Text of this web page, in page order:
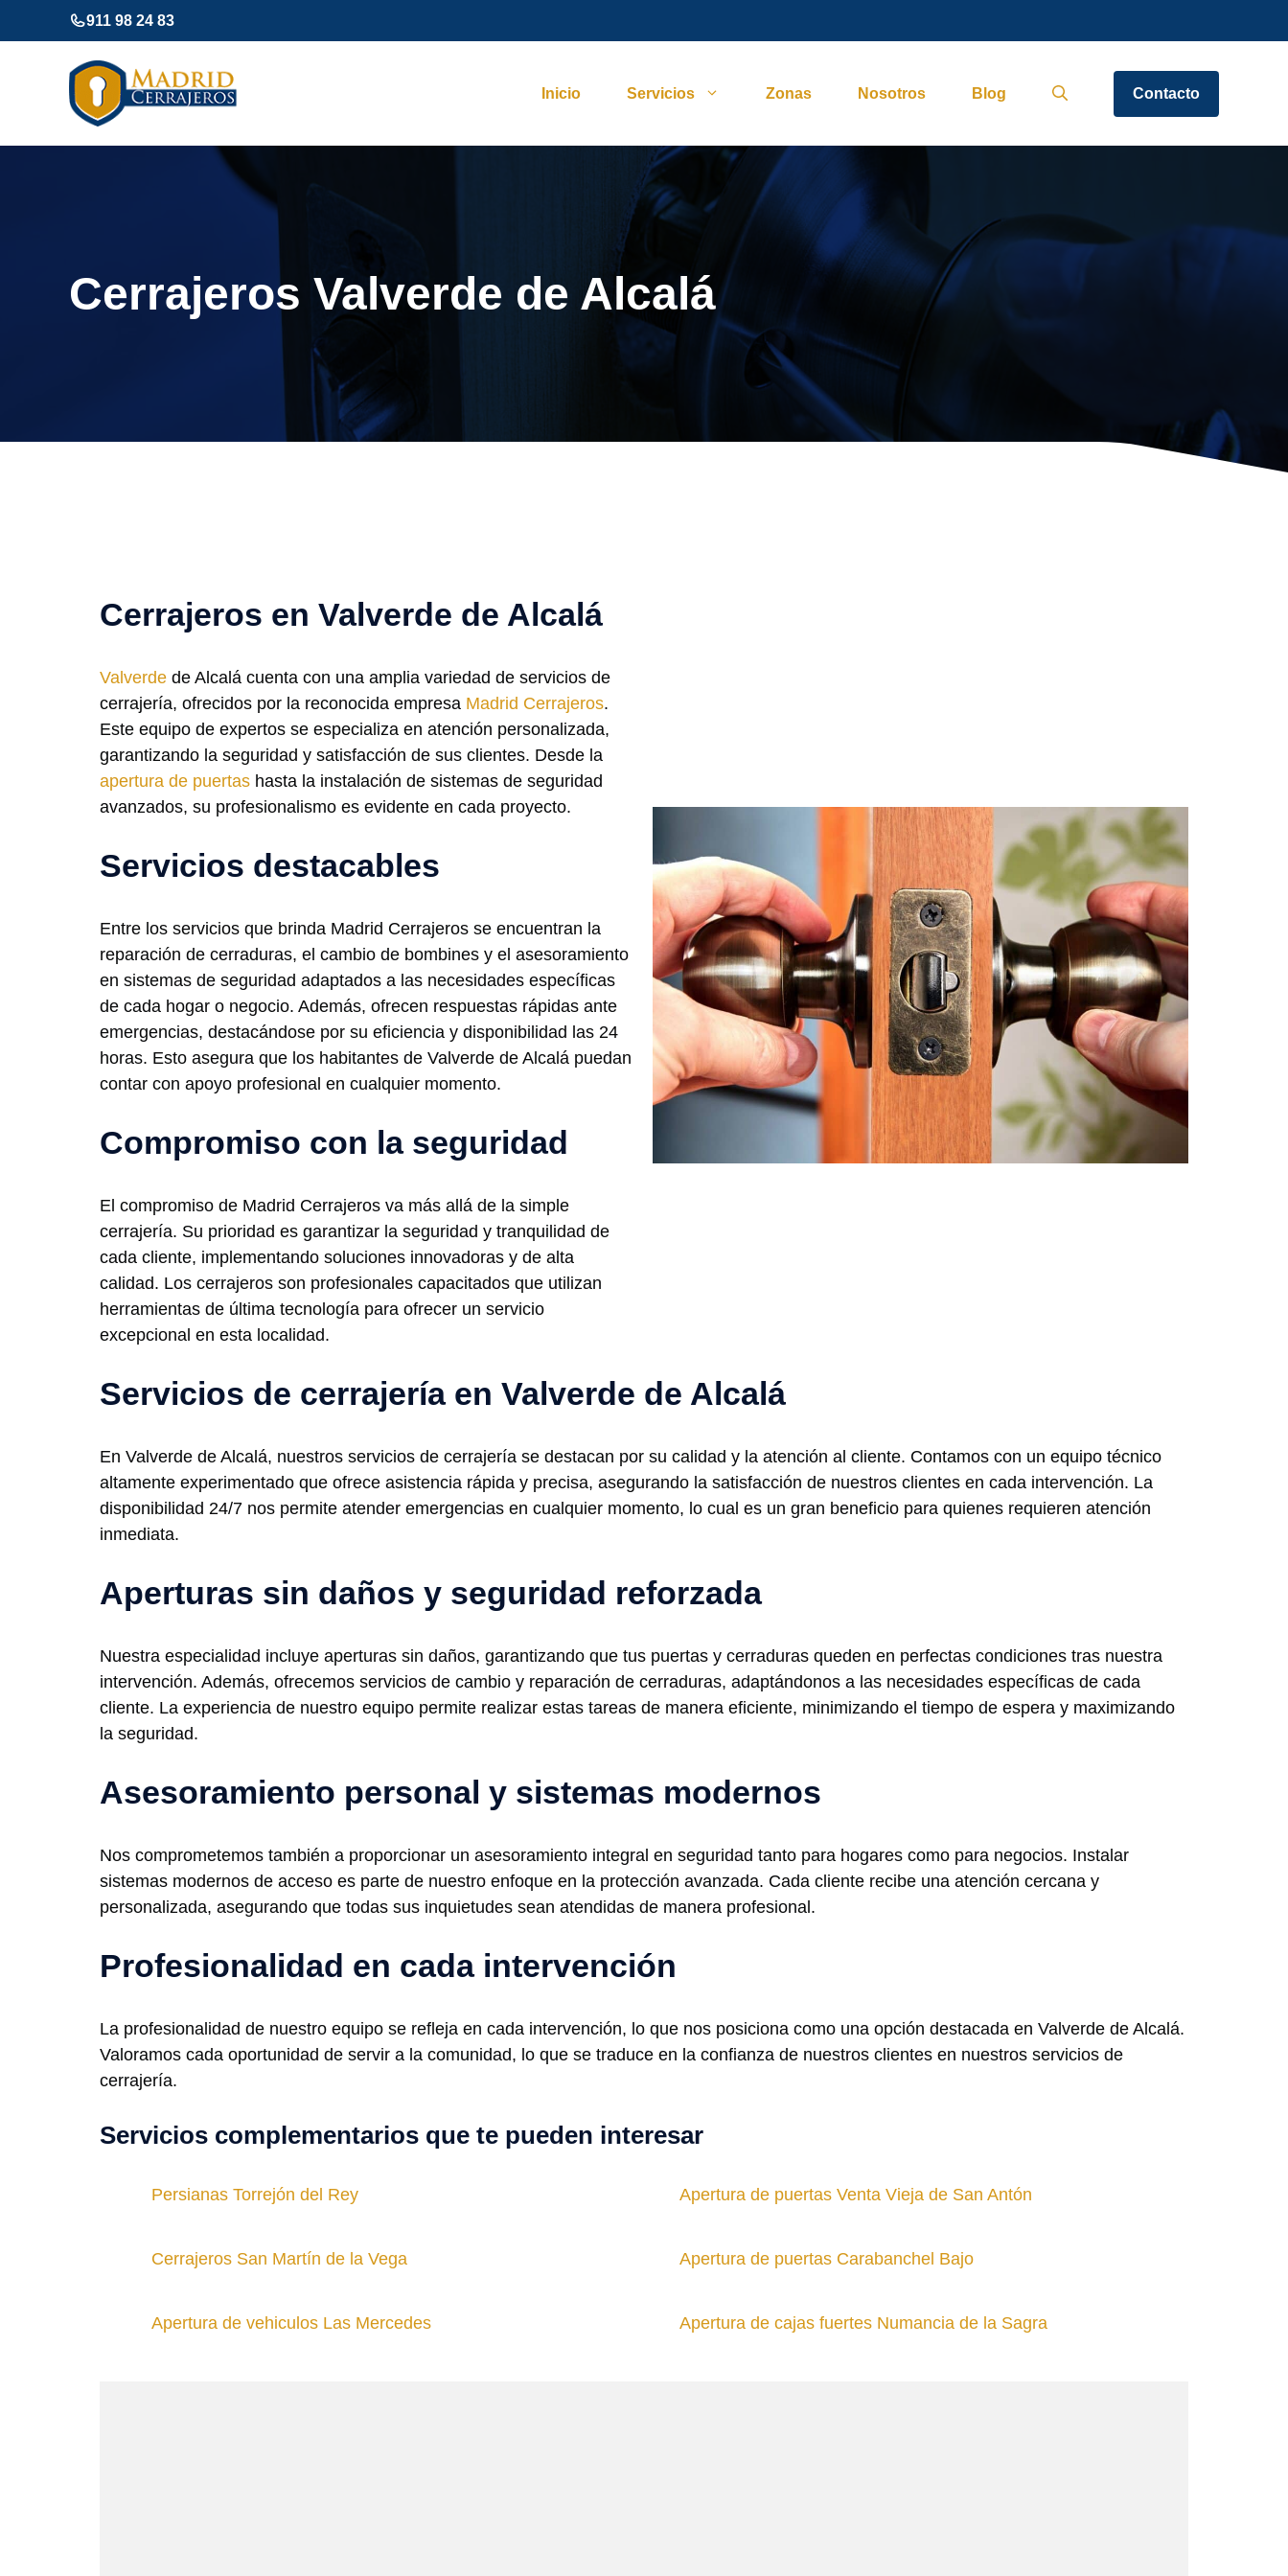
al
911 98 24 83
Inicio Servicios Zonas Nosotros Blog Contacto
Cerrajeros Valverde de Alcalá
Cerrajeros en Valverde de Alcalá
Valverde de Alcalá cuenta con una amplia variedad de servicios de
cerrajería, ofrecidos por la reconocida empresa Madrid Cerrajeros.
Este equipo de expertos se especializa en atención personalizada,
garantizando la seguridad y satisfacción de sus clientes. Desde la
apertura de puertas hasta la instalación de sistemas de seguridad
avanzados, su profesionalismo es evidente en cada proyecto.
Servicios destacables
Entre los servicios que brinda Madrid Cerrajeros se encuentran la
reparación de cerraduras, el cambio de bombines y el asesoramiento
en sistemas de seguridad adaptados a las necesidades específicas
de cada hogar o negocio. Además, ofrecen respuestas rápidas ante
emergencias, destacándose por su eficiencia y disponibilidad las 24
horas. Esto asegura que los habitantes de Valverde de Alcalá puedan
contar con apoyo profesional en cualquier momento.
Compromiso con la seguridad
El compromiso de Madrid Cerrajeros va más allá de la simple
cerrajería. Su prioridad es garantizar la seguridad y tranquilidad de
cada cliente, implementando soluciones innovadoras y de alta
calidad. Los cerrajeros son profesionales capacitados que utilizan
herramientas de última tecnología para ofrecer un servicio
excepcional en esta localidad.
Servicios de cerrajería en Valverde de Alcalá
En Valverde de Alcalá, nuestros servicios de cerrajería se destacan por su calidad y la atención al cliente. Contamos con un equipo técnico
altamente experimentado que ofrece asistencia rápida y precisa, asegurando la satisfacción de nuestros clientes en cada intervención. La
disponibilidad 24/7 nos permite atender emergencias en cualquier momento, lo cual es un gran beneficio para quienes requieren atención
inmediata.
Aperturas sin daños y seguridad reforzada
Nuestra especialidad incluye aperturas sin daños, garantizando que tus puertas y cerraduras queden en perfectas condiciones tras nuestra
intervención. Además, ofrecemos servicios de cambio y reparación de cerraduras, adaptándonos a las necesidades específicas de cada
cliente. La experiencia de nuestro equipo permite realizar estas tareas de manera eficiente, minimizando el tiempo de espera y maximizando
la seguridad.
Asesoramiento personal y sistemas modernos
Nos comprometemos también a proporcionar un asesoramiento integral en seguridad tanto para hogares como para negocios. Instalar
sistemas modernos de acceso es parte de nuestro enfoque en la protección avanzada. Cada cliente recibe una atención cercana y
personalizada, asegurando que todas sus inquietudes sean atendidas de manera profesional.
Profesionalidad en cada intervención
La profesionalidad de nuestro equipo se refleja en cada intervención, lo que nos posiciona como una opción destacada en Valverde de Alcalá.
Valoramos cada oportunidad de servir a la comunidad, lo que se traduce en la confianza de nuestros clientes en nuestros servicios de
cerrajería.
Servicios complementarios que te pueden interesar
Persianas Torrejón del Rey Apertura de puertas Venta Vieja de San Antón
Cerrajeros San Martín de la Vega Apertura de puertas Carabanchel Bajo
Apertura de vehiculos Las Mercedes Apertura de cajas fuertes Numancia de la Sagra